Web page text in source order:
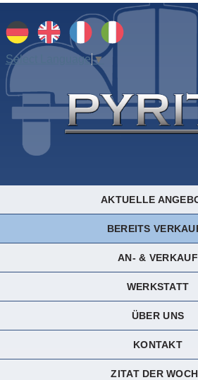
Select Language▼
AKTUELLE
BEREITS
AN- & VERKAUF
WERKSTATT
ÜBER UNS
KONTAKT
ZITAT DER